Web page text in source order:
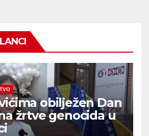
obilježen Dan
žrtve genocida u